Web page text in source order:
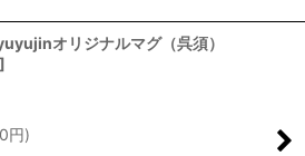
オリジナルマグ（呉須）
]
円)